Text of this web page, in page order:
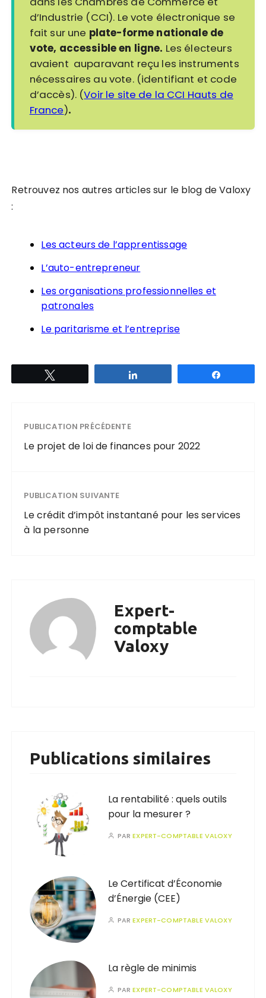
d’Industrie (CCI). Le vote électronique se
fait sur une plate-forme nationale de
vote, accessible en ligne. Les électeurs
avaient auparavant reçu les instruments
nécessaires au vote. (identifiant et code
d’accès). (Voir le site de la CCI Hauts de
France).
Retrouvez nos autres articles sur le blog de Valoxy
:
Les acteurs de l’apprentissage
L’auto-entrepreneur
Les organisations professionnelles et
patronales
Le paritarisme et l’entreprise
PUBLICATION PRÉCÉDENTE
Le projet de loi de finances pour 2022
PUBLICATION SUIVANTE
Le crédit d’impôt instantané pour les services
à la personne
Expert-
comptable
Valoxy
Publications similaires
La rentabilité : quels outils
pour la mesurer ?
PAREXPERT-COMPTABLE VALOXY
Le Certificat d’Économie
d’Énergie (CEE)
PAREXPERT-COMPTABLE VALOXY
La règle de minimis
PAREXPERT-COMPTABLE VALOXY